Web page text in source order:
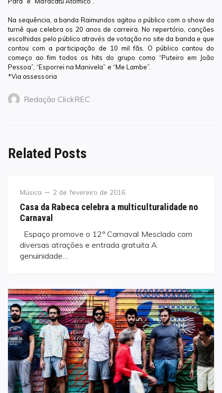
Na sequência, a banda Raimundos agitou o público com o show da
turnê que celebra os 20 anos de carreira. No repertório, canções
escolhidas pelo público através de votação no site da banda e que
contou com a participação de 10 mil fãs. O público cantou do
começo ao fim todos os hits do grupo como “Puteiro em João
Pessoa”, “Esporrei na Manivela” e “Me Lambe”.
*Via assessoria
Redação ClickREC
Related Posts
Category
Música
Posted
2 de fevereiro de 2016
Casa da Rabeca celebra a multiculturalidade no
Carnaval
Espaço promove o 12º Carnaval Mesclado com
diversas atrações e entrada gratuita A
genuinidade…